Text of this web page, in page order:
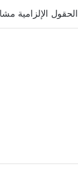
الحقول الإلزامية